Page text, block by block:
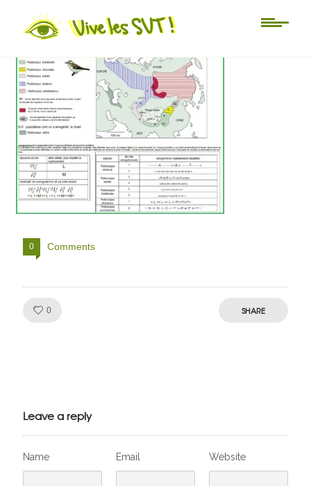
TP pouillot verdatre SVT
0 Comments
0 SHARE
Leave a reply
Name Email Website